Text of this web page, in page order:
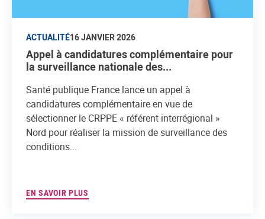
ACTUALITÉ16 JANVIER 2026
Appel à candidatures complémentaire pour
la surveillance nationale des...
Santé publique France lance un appel à
candidatures complémentaire en vue de
sélectionner le CRPPE « référent interrégional »
Nord pour réaliser la mission de surveillance des
conditions...
EN SAVOIR PLUS